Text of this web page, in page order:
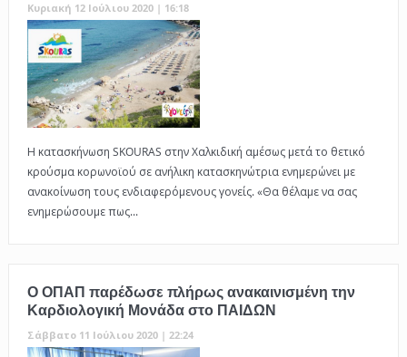
Κυριακή 12 Ιούλιου 2020 | 16:18
Η κατασκήνωση SKOURAS στην Χαλκιδική αμέσως μετά το θετικό
κρoύσμα κορωνοϊού σε ανήλικη κατασκηνώτρια ενημερώνει με
ανακοίνωση τους ενδιαφερόμενους γονείς. «Θα θέλαμε να σας
ενημερώσουμε πως...
Ο ΟΠΑΠ παρέδωσε πλήρως ανακαινισμένη την
Καρδιολογική Μονάδα στο ΠΑΙΔΩΝ
Σάββατο 11 Ιούλιου 2020 | 22:24